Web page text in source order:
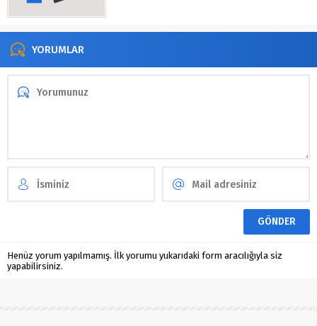
YORUMLAR
Henüz yorum yapılmamış. İlk yorumu yukarıdaki form aracılığıyla siz
yapabilirsiniz.